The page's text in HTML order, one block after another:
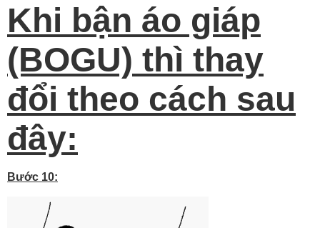
Khi bận áo giáp
(BOGU) thì thay
đổi theo cách sau
đây:
Bước 10: